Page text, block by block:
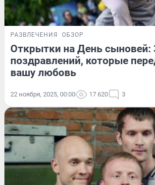
РАЗВЛЕЧЕНИЯ ОБЗОР
Открытки на День сыновей:
поздравлений, которые
вашу любовь
22 ноября, 2025, 00:00 17 620 3